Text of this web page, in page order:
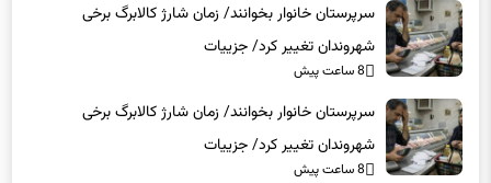
شهروندان تغییر کرد/ جزییات
سرپرستان خانوار بخوانند/ زمان شارژ کالابرگ برخی
شهروندان تغییر کرد/ جزییات